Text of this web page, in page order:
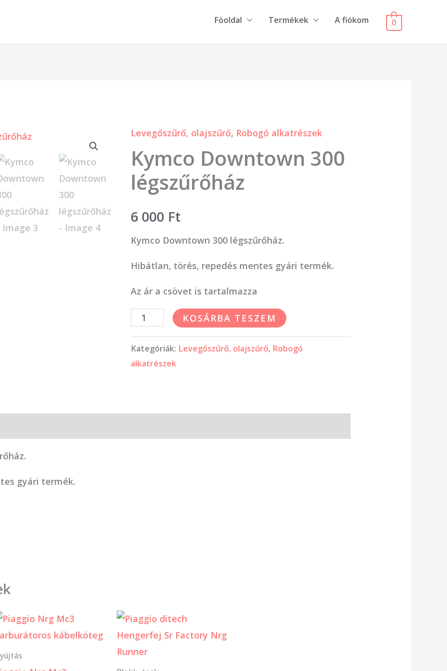
Föoldal Termékek A fiókom 0
Levegőszűrő, olajszűrő, Robogó alkatrészek
Kymco Downtown 300
légszűrőház
6 000 Ft
Kymco Downtown 300 légszűrőház.
Hibátlan, törés, repedés mentes gyári termék.
Az ár a csövet is tartalmazza
Kymco
Downtown
300
légszűrőház
KOSÁRBA TESZEM
Kategóriák: Levegőszűrő, olajszűrő, Robogó
alkatrészek
gyári termék.